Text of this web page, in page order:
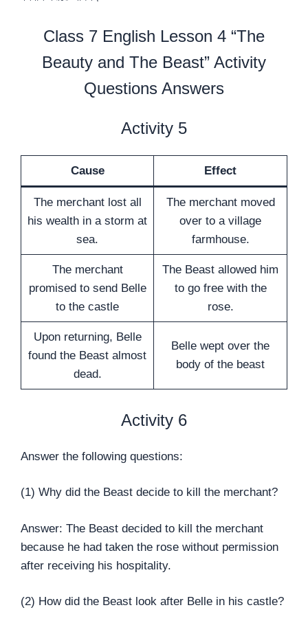
Class 7 English Lesson 4 “The
Beauty and The Beast” Activity
Questions Answers
Activity 5
Cause Effect
The merchant lost all
his wealth in a storm at
sea.
The merchant moved
over to a village
farmhouse.
The merchant
promised to send Belle
to the castle
The Beast allowed him
to go free with the
rose.
Upon returning, Belle
found the Beast almost
dead.
Belle wept over the
body of the beast
Activity 6
Answer the following questions:
(1) Why did the Beast decide to kill the merchant?
Answer: The Beast decided to kill the merchant
because he had taken the rose without permission
after receiving his hospitality.
(2) How did the Beast look after Belle in his castle?